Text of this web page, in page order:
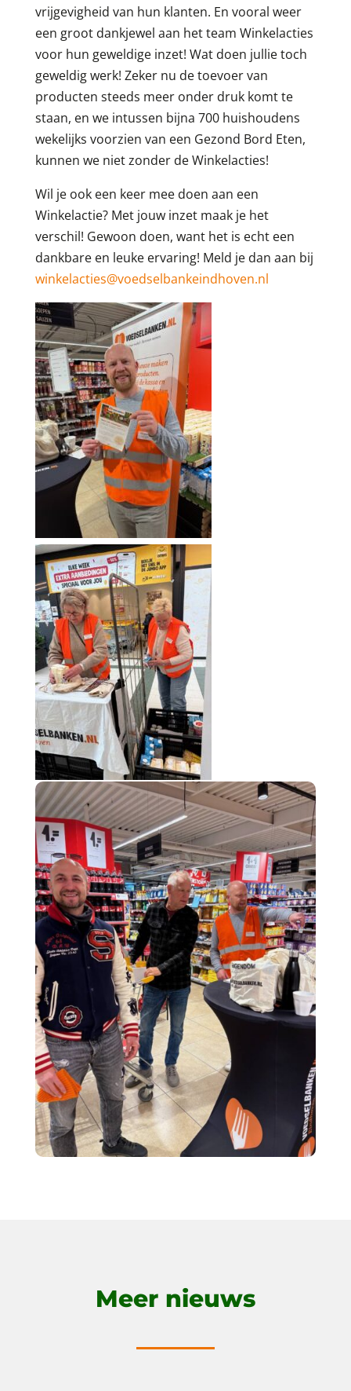
vrijgevigheid van hun klanten. En vooral weer
een groot dankjewel aan het team Winkelacties
voor hun geweldige inzet! Wat doen jullie toch
geweldig werk! Zeker nu de toevoer van
producten steeds meer onder druk komt te
staan, en we intussen bijna 700 huishoudens
wekelijks voorzien van een Gezond Bord Eten,
kunnen we niet zonder de Winkelacties!
Wil je ook een keer mee doen aan een
Winkelactie? Met jouw inzet maak je het
verschil! Gewoon doen, want het is echt een
dankbare en leuke ervaring! Meld je dan aan bij
winkelacties@voedselbankeindhoven.nl
Meer nieuws